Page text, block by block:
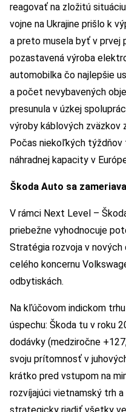
reagovať na zložitú
vojne na Ukrajine prišlo k
a preto musela byť v prvej
pozastavená výroba
automobilka čo najlepšie
a počet nevybavených
presunula v úzkej
výroby káblových zväzkov
Počas niekoľkých týždňov
náhradnej kapacity v
Škoda Auto sa
V rámci Next Level –
priebežne vyhodnocuje
Stratégia rozvoja v
celého koncernu
odbytiskách.
Na kľúčovom indickom
úspechu: Škoda tu v roku
dodávky (medziročne
svoju prítomnosť v
krátko pred vstupom na
rozvíjajúci vietnamský trh
strategicky riadiť všetky